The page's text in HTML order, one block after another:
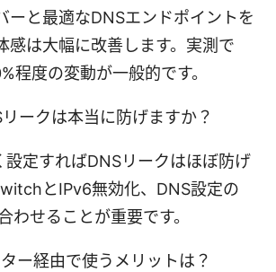
ーと最適なDNSエンドポイントを
感は大幅に改善します。実測で
程度の変動が一般的です。
ークは本当に防げますか？
設定すればDNSリークはほぼ防げ
とIPv6無効化、DNS設定の
わせることが重要です。
ー経由で使うメリットは？